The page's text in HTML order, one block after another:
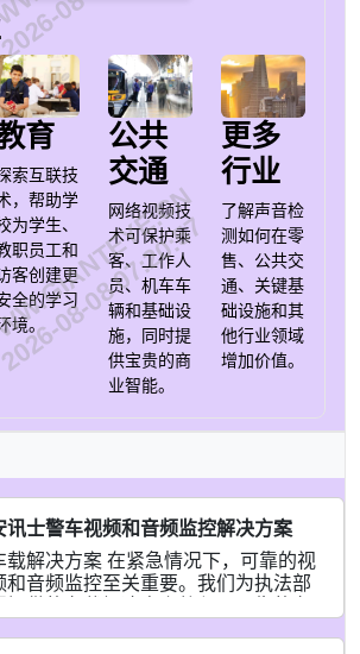
育
索互联技
，帮助学
为学生、
职员工和
客创建更
全的学习
境。
公共
交通
网络视频技
术可保护乘
客、工作人
员、机车车
辆和基础设
施，同时提
供宝贵的商
业智能。
更多
行业
了解声音检
测如何在零
售、公共交
通、关键基
础设施和其
他行业领域
增加价值。
讯士警车视频和音频监控解决方案
载解决方案 在紧急情况下，可靠的视
和音频监控至关重要。我们为执法部
提供的车载解决方案将坚固可靠的车
08-08 07:20:57